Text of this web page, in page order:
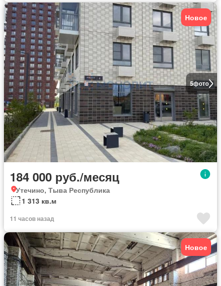
5фото
Новое
184 000 руб./месяц
Утечино, Тыва Республика
1 313 кв.м
11 часов назад
Новое